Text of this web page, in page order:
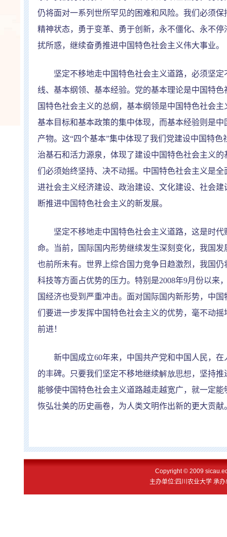
仍将面对一系列世所罕见的困难和风险。我们必须
精神状态，勇于变革、勇于创新，永不僵化、永不
扰所惑，继续奋勇推进中国特色社会主义伟大事业。
坚定不移地走中国特色社会主义道路，必须坚定
线、基本纲领、基本经验。党的基本理论是中国特
国特色社会主义的总纲，基本纲领是中国特色社会
基本目标和基本政策的集中体现，而基本经验则是
产物。这“四个基本”集中体现了我们党建设中国特色
治基石和活力源泉，体现了建设中国特色社会主义
们必须始终坚持、决不动摇。中国特色社会主义是
进社会主义经济建设、政治建设、文化建设、社会
断推进中国特色社会主义的新发展。
坚定不移地走中国特色社会主义道路，这是时代
命。当前，国际国内形势继续发生深刻变化，我国
也前所未有。世界上综合国力竞争日趋激烈，我国
科技等方面占优势的压力。特别是2008年9月份以来
国经济也受到严重冲击。面对国际国内新形势，中
们要进一步发挥中国特色社会主义的优势，毫不动
前进！
新中国成立60年来，中国共产党和中国人民，
的丰碑。只要我们坚定不移地继续解放思想，坚持推
能够使中国特色社会主义道路越走越宽广，就一定
恢弘壮美的历史画卷，为人类文明作出新的更大贡献
Copyright © 2009
主办单位:四川农业大学 承